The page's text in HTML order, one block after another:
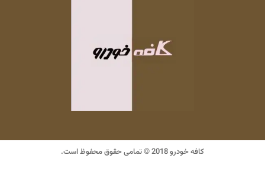
کافه خودرو 2018 © تمامی حقوق محفوظ است.